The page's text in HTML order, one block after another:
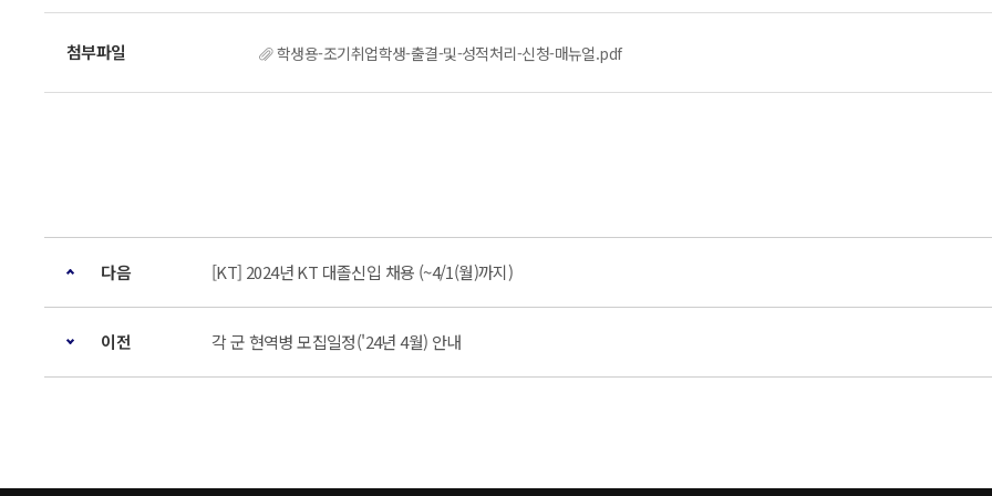
학생용-조기취업학생-출결-및-성적처리-신청-매뉴얼.pdf
다음 [KT] 2024년 KT 대졸신입 채용 (~4/1(월)까지)
이전 각 군 현역병 모집일정('24년 4월) 안내